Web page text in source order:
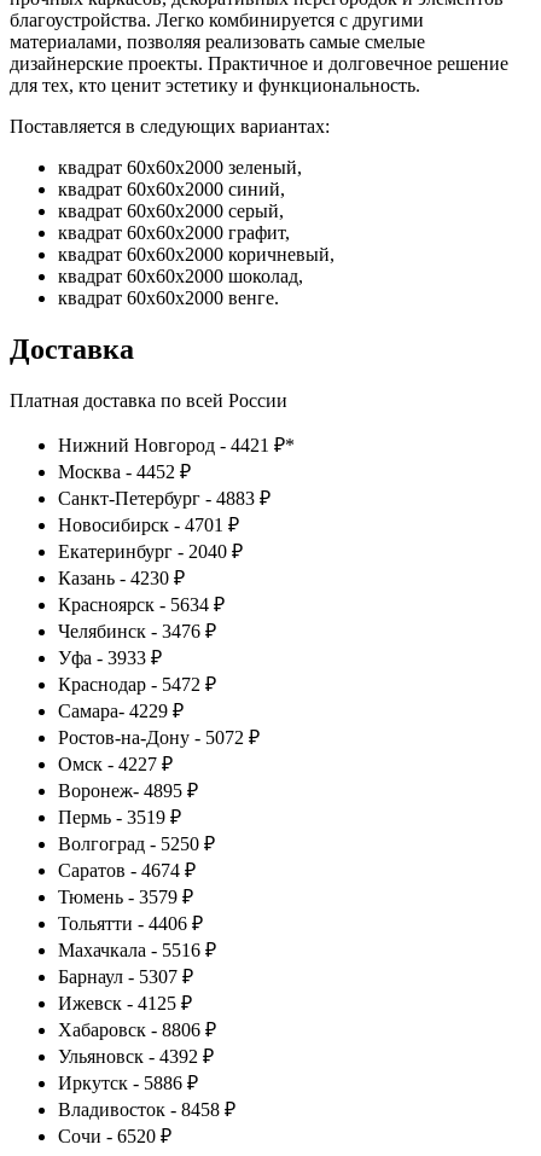
благоустройства. Легко комбинируется с другими
материалами, позволяя реализовать самые смелые
дизайнерские проекты. Практичное и долговечное решение
для тех, кто ценит эстетику и функциональность.
Поставляется в следующих вариантах:
квадрат 60х60х2000 зеленый,
квадрат 60х60х2000 синий,
квадрат 60х60х2000 серый,
квадрат 60х60х2000 графит,
квадрат 60х60х2000 коричневый,
квадрат 60х60х2000 шоколад,
квадрат 60х60х2000 венге.
Доставка
Платная доставка по всей России
Нижний Новгород - 4421 ₽*
Москва - 4452 ₽
Санкт-Петербург - 4883 ₽
Новосибирск - 4701 ₽
Екатеринбург - 2040 ₽
Казань - 4230 ₽
Красноярск - 5634 ₽
Челябинск - 3476 ₽
Уфа - 3933 ₽
Краснодар - 5472 ₽
Самара- 4229 ₽
Ростов-на-Дону - 5072 ₽
Омск - 4227 ₽
Воронеж- 4895 ₽
Пермь - 3519 ₽
Волгоград - 5250 ₽
Саратов - 4674 ₽
Тюмень - 3579 ₽
Тольятти - 4406 ₽
Махачкала - 5516 ₽
Барнаул - 5307 ₽
Ижевск - 4125 ₽
Хабаровск - 8806 ₽
Ульяновск - 4392 ₽
Иркутск - 5886 ₽
Владивосток - 8458 ₽
Сочи - 6520 ₽